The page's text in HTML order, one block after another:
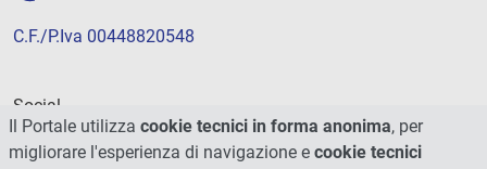
C.F./P.Iva 00448820548
Social
Il Portale utilizza cookie tecnici in forma anonima, per
migliorare l'esperienza di navigazione e cookie tecnici